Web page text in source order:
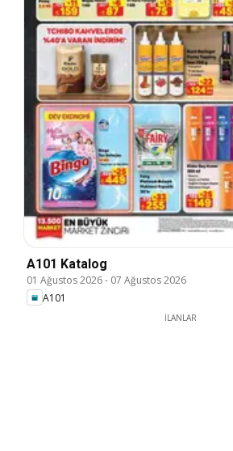
A101 Katalog
01 Ağustos 2026- 07 Ağustos 2026
A101
İLANLAR